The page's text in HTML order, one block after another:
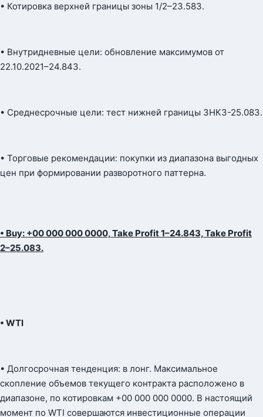
• Котировка верхней границы зоны 1/2–23.583.
• Внутридневные цели: обновление максимумов от
22.10.2021–24.843.
• Среднесрочные цели: тест нижней границы ЗНКЗ-25.083.
• Торговые рекомендации: покупки из диапазона выгодных
цен при формировании разворотного паттерна.
• Buy: +00 000 000 0000, Take Profit 1–24.843, Take Profit
2–25.083.
• WTI
• Долгосрочная тенденция: в лонг. Максимальное
скопление объемов текущего контракта расположено в
диапазоне, по котировкам +00 000 000 0000. В настоящий
момент по WTI совершаются инвестиционные операции